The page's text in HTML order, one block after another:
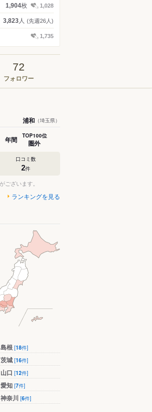
1,904枚 1,028
3,823人 (先週26人)
1,735
72
フォロワー
浦和 （埼玉県）
年間 TOP100位
圏外
口コミ数
2件
ございます。
ランキングを見る
島根 [18件]
茨城 [16件]
山口 [12件]
愛知 [7件]
神奈川 [6件]